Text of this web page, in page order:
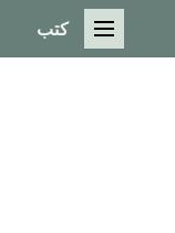
القائمة الرئيسية
كتب